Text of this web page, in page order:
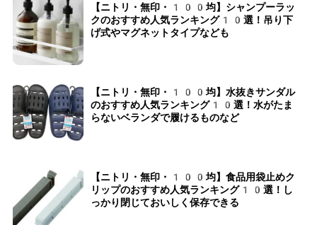
【ニトリ・無印・100均】シャンプーラッ
クのおすすめ人気ランキング10選！吊り下
げ式やマグネットタイプなども
【ニトリ・無印・100均】水抜きサンダル
のおすすめ人気ランキング10選！水がたま
らないベランダで履けるものなど
【ニトリ・無印・100均】食品用袋止めク
リップのおすすめ人気ランキング10選！し
っかり閉じておいしく保存できる